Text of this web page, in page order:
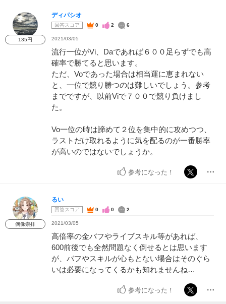
135円
ディパシオ
回答スコア 0 2 6
2021/03/05
流行一位がVi、Daであれば６００足らずでも高
確率で勝てると思います。
ただ、Voであった場合は相当運に恵まれない
と、一位で競り勝つのは難しいでしょう。参考
までですが、以前Viで７００で競り負けまし
た。
Vo一位の時は諦めて２位を集中的に攻めつつ、
ラストだけ取れるように気を配るのが一番勝率
が高いのではないでしょうか。
参考になった！
偶像崇拝
るい
回答スコア 0 0 2
2021/03/05
高倍率の金バフやライブスキル等があれば、
600前後でも全然問題なく倒せるとは思います
が、バフやスキルが心もとない場合はそのぐら
いは必要になってくるかも知れませんね…
参考になった！